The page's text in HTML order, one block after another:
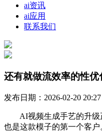
ai资讯
ai应用
联系我们
还有就做流效率的性优
发布日期：2026-02-20 20:27
AI视频生成手艺的升级
也是这款模子的第一个客